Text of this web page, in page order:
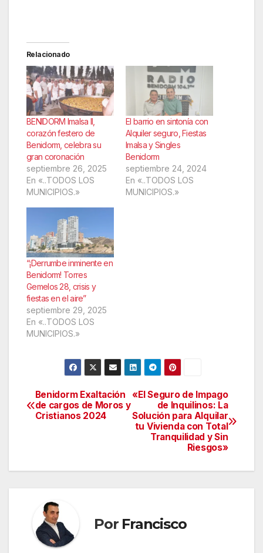
Relacionado
BENIDORM Imalsa II,
corazón festero de
Benidorm, celebra su
gran coronación
septiembre 26, 2025
En «..TODOS LOS
MUNICIPIOS.»
El barrio en sintonía con
Alquiler seguro, Fiestas
Imalsa y Singles
Benidorm
septiembre 24, 2024
En «..TODOS LOS
MUNICIPIOS.»
“¡Derrumbe inminente en
Benidorm! Torres
Gemelos 28, crisis y
fiestas en el aire”
septiembre 29, 2025
En «..TODOS LOS
MUNICIPIOS.»
Navegación
de
«El Seguro de Impago
de Inquilinos: La
Solución para Alquilar
tu Vivienda con Total
Tranquilidad y Sin
Riesgos»
Benidorm Exaltación
de cargos de Moros y
Cristianos 2024
Por Francisco